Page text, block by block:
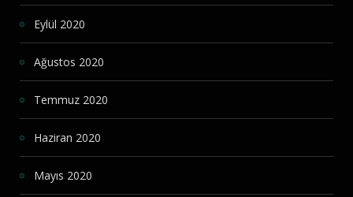
Eylül 2020
Ağustos 2020
Temmuz 2020
Haziran 2020
Mayıs 2020